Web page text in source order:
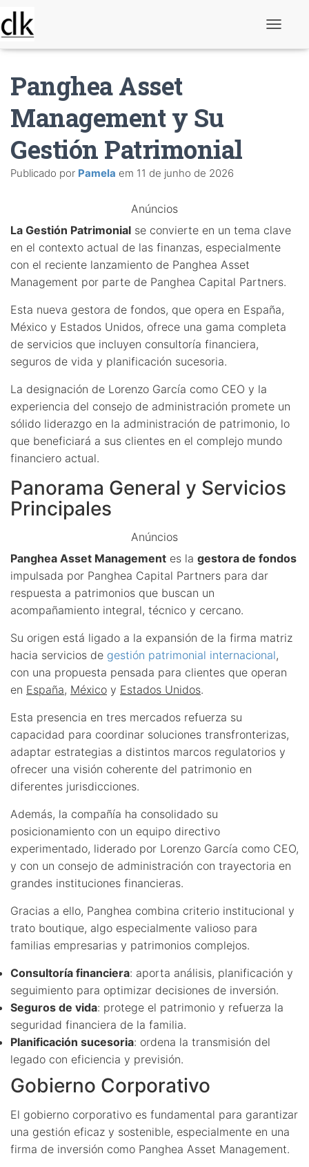
Panghea Asset
Management y Su
Gestión Patrimonial
Publicado por Pamela em 11 de junho de 2026
Anúncios
La Gestión Patrimonial se convierte en un tema clave
en el contexto actual de las finanzas, especialmente
con el reciente lanzamiento de Panghea Asset
Management por parte de Panghea Capital Partners.
Esta nueva gestora de fondos, que opera en España,
México y Estados Unidos, ofrece una gama completa
de servicios que incluyen consultoría financiera,
seguros de vida y planificación sucesoria.
La designación de Lorenzo García como CEO y la
experiencia del consejo de administración promete un
sólido liderazgo en la administración de patrimonio, lo
que beneficiará a sus clientes en el complejo mundo
financiero actual.
Panorama General y Servicios
Principales
Anúncios
Panghea Asset Management es la gestora de fondos
impulsada por Panghea Capital Partners para dar
respuesta a patrimonios que buscan un
acompañamiento integral, técnico y cercano.
Su origen está ligado a la expansión de la firma matriz
hacia servicios de gestión patrimonial internacional,
con una propuesta pensada para clientes que operan
en España, México y Estados Unidos.
Esta presencia en tres mercados refuerza su
capacidad para coordinar soluciones transfronterizas,
adaptar estrategias a distintos marcos regulatorios y
ofrecer una visión coherente del patrimonio en
diferentes jurisdicciones.
Además, la compañía ha consolidado su
posicionamiento con un equipo directivo
experimentado, liderado por Lorenzo García como CEO,
y con un consejo de administración con trayectoria en
grandes instituciones financieras.
Gracias a ello, Panghea combina criterio institucional y
trato boutique, algo especialmente valioso para
familias empresarias y patrimonios complejos.
Consultoría financiera: aporta análisis, planificación y
seguimiento para optimizar decisiones de inversión.
Seguros de vida: protege el patrimonio y refuerza la
seguridad financiera de la familia.
Planificación sucesoria: ordena la transmisión del
legado con eficiencia y previsión.
Gobierno Corporativo
El gobierno corporativo es fundamental para garantizar
una gestión eficaz y sostenible, especialmente en una
firma de inversión como Panghea Asset Management.